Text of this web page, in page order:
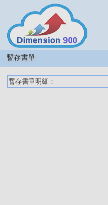
暫存書單
暫存書單明細：